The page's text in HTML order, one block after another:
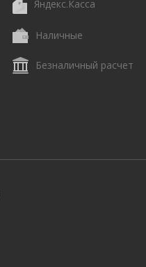
Яндекс.Касса
Наличные
Безналичный расчет